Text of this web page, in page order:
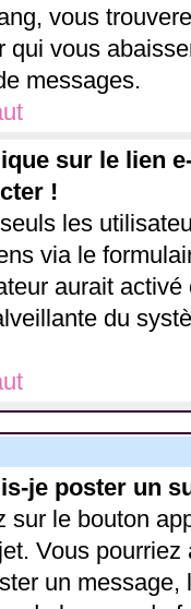
vous
qui vous
messages.
sur le lien
!
les
via le
aurait
du
je poster un
sur le bouton
Vous
un